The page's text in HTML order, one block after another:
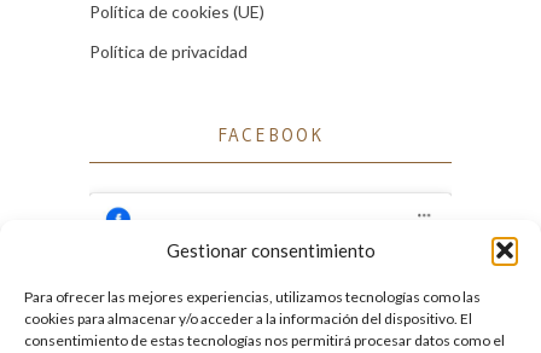
Gestionar consentimiento
Para ofrecer las mejores experiencias, utilizamos tecnologías como las
cookies para almacenar y/o acceder a la información del dispositivo. El
consentimiento de estas tecnologías nos permitirá procesar datos como el
Política de cookies (UE)
Política de privacidad
FACEBOOK
Facebook
Haz clic para aceptar cookies de marketing
y permitir este contenido